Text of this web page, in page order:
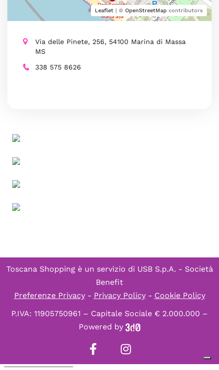
Leaflet | © OpenStreetMap contributors
Via delle Pinete, 256, 54100 Marina di Massa
MS
338 575 8626
Toscana Shopping è un servizio di USB S.p.A. - Società
Benefit
Preferenze Privacy- Privacy Policy- Cookie Policy
P.IVA: 11905750961 – Capitale Sociale € 2.000.000 –
Powered by